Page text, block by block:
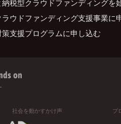
税型クラウドファンディングを
ウドファンディング支援事業に
策支援プログラムに申し込む
on
社会を動かすかけ声 プ